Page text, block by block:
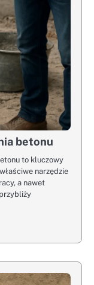
betonu
to kluczowy
narzędzie
a nawet